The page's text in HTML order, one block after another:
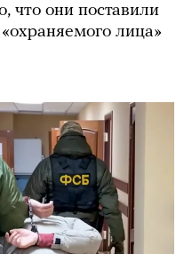
что они поставили
лица»